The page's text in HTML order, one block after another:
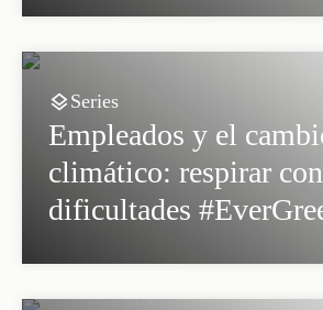
Series
Empleados y el
climático: respirar con
dificultades